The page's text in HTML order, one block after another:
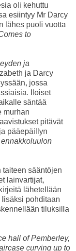
oli kehuttu
esiintyy Mr Darcy
lähes puoli vuotta
to
ja
ja Darcy
jossa
Iloiset
säntää
murhan
pitävät
pääepäillyn
taiteen sääntöjen
lainvartijat,
lähetellään
pohditaan
tiluksilla
hall of Pemberley,
curving up to